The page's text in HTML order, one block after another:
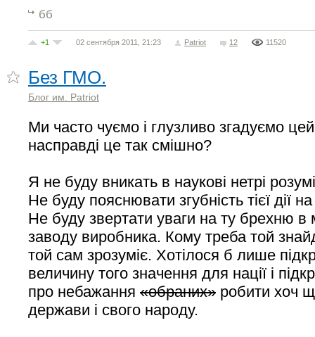
бб
+1 02 сентября 2011, 21:23 Patriot 12 11520
Без ГМО.
Блог им. Patriot
Ми часто чуємо і глузливо згадуємо
насправді це так смішно?
Я не буду вникать в наукові нетрі
Не буду пояснювати згубність тієї дії
Не буду звертати уваги на ту брехню в
заводу виробника. Кому треба той
той сам зрозуміє. Хотілося б лише
величину того значення для нації і
про небажання «обраних» робити хоч
держави і свого народу.